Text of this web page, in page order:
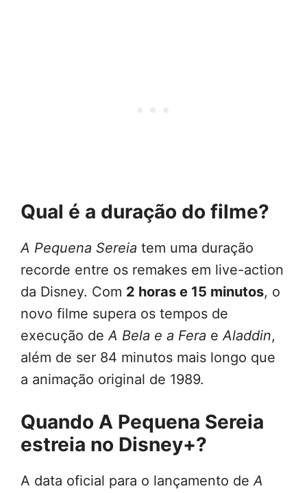
Qual é a duração do filme?
A Pequena Sereia tem uma duração
recorde entre os remakes em live-action
da Disney. Com 2 horas e 15 minutos, o
novo filme supera os tempos de
execução de A Bela e a Fera e Aladdin,
além de ser 84 minutos mais longo que
a animação original de 1989.
Quando A Pequena Sereia
estreia no Disney+?
A data oficial para o lançamento de A